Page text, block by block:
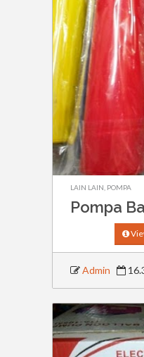
LAIN LAIN POMPA
Pompa
Admin